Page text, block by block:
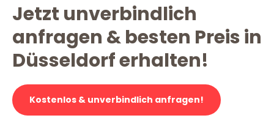
Jetzt unverbindlich
anfragen & besten Preis in
Düsseldorf erhalten!
Kostenlos & unverbindlich anfragen!